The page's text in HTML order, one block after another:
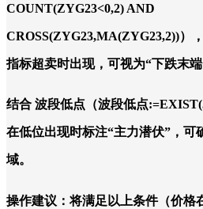
COUNT(ZYG23<0,2) AND
CROSS(ZYG23,MA(ZYG23,2))）
指标超卖时出现，可视为“下跌末端
结合 波段低点（波段低点
在低位出现时标注“主力潜伏”，可
域。
操作建议：将满足以上条件（价格